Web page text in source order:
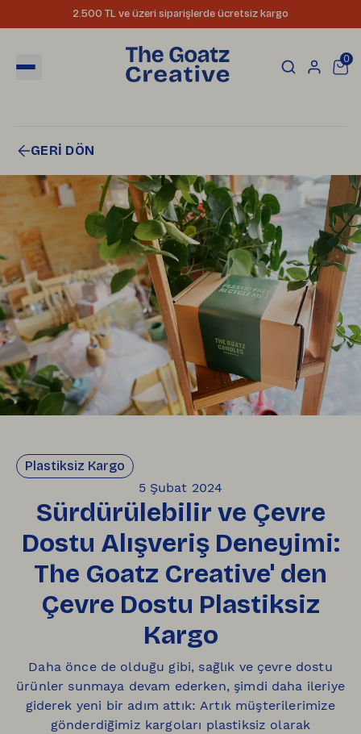
2.500 TL ve üzeri siparişlerde ücretsiz kargo
0
GERİ DÖN
Plastiksiz Kargo
5 Şubat 2024
Sürdürülebilir ve Çevre
Dostu Alışveriş Deneyimi:
The Goatz Creative' den
Çevre Dostu Plastiksiz
Kargo
Daha önce de olduğu gibi, sağlık ve çevre dostu
ürünler sunmaya devam ederken, şimdi daha ileriye
giderek yeni bir adım attık: Artık müşterilerimize
gönderdiğimiz kargoları plastiksiz olarak